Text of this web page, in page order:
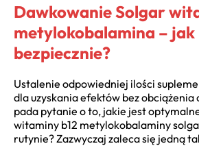
Dawkowanie Solgar
metylokobalamina –
bezpiecznie?
Ustalenie odpowiedniej ilości
dla uzyskania efektów bez obciążenia
pada pytanie o to, jakie jest
witaminy b12 metylokobalaminy
rutynie? Zazwyczaj zaleca się jedną